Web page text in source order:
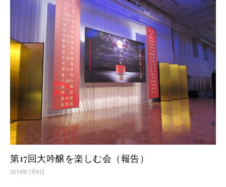
第17回大吟醸を楽しむ会（報告）
2014年7月8日